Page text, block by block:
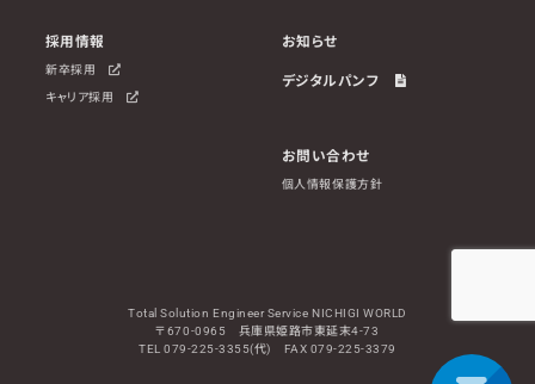
採用情報
新卒採用
キャリア採用
お知らせ
デジタルパンフ
お問い合わせ
個人情報保護方針
Total Solution Engineer Service NICHIGI WORLD
〒670-0965 兵庫県姫路市東延末4-73
TEL 079-225-3355(代) FAX 079-225-3379